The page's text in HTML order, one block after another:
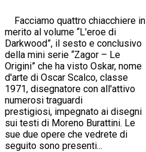
Facciamo quattro chiacchiere in
merito al volume “L'eroe di
Darkwood”, il sesto e conclusivo
della mini serie “Zagor – Le
Origini” che ha visto Oskar, nome
d'arte di Oscar Scalco, classe
1971, disegnatore con all'attivo
numerosi traguardi
prestigiosi, impegnato ai disegni
sui testi di Moreno Burattini. Le
sue due opere che vedrete di
seguito sono presenti...